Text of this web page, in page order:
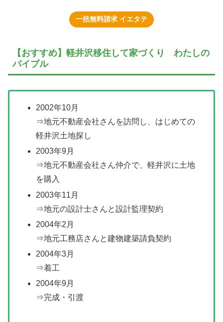
一括無料請求 イエタテ
【おすすめ】軽井沢移住して家づくり わたしの
バイブル
2002年10月
⇒地元不動産会社さんを訪問し、はじめての
軽井沢土地探し
2003年9月
⇒地元不動産会社さん仲介で、軽井沢に土地
を購入
2003年11月
⇒地元の設計士さんと設計監理契約
2004年2月
⇒地元工務店さんと建物建築請負契約
2004年3月
⇒着工
2004年9月
⇒完成・引渡